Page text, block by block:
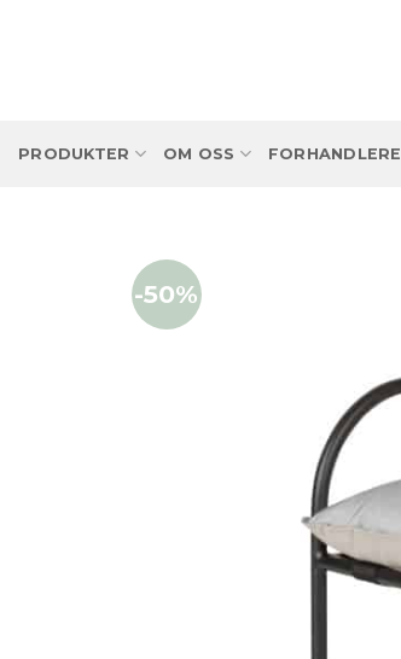
PRODUKTER OM OSS FORHANDLERE
-50%